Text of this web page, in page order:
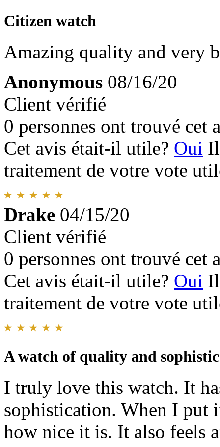
Citizen watch
Amazing quality and very
Anonymous 08/16/20
Client vérifié
0 personnes ont trouvé cet
Cet avis était-il utile? Oui
traitement de votre vote
Drake 04/15/20
Client vérifié
0 personnes ont trouvé cet
Cet avis était-il utile? Oui
traitement de votre vote
A watch of quality and
I truly love this watch. It
sophistication. When I put
how nice it is. It also feels